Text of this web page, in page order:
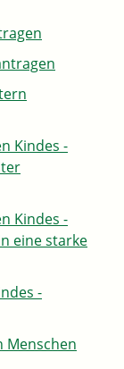
Kindes -
Kindes -
eine starke
-
Menschen